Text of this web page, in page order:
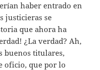
haber entrado en
justicieras se
que ahora ha
¿La verdad? Ah,
buenos titulares,
oficio, que por lo